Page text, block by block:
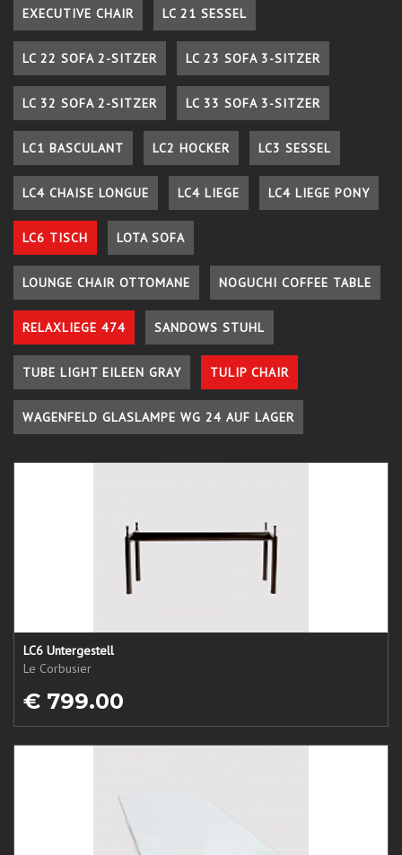
EXECUTIVE CHAIR LC 21 SESSEL
LC 22 SOFA 2-SITZER LC 23 SOFA 3-SITZER
LC 32 SOFA 2-SITZER LC 33 SOFA 3-SITZER
LC1 BASCULANT LC2 HOCKER LC3 SESSEL
LC4 CHAISE LONGUE LC4 LIEGE LC4 LIEGE PONY
LC6 TISCH LOTA SOFA
LOUNGE CHAIR OTTOMANE NOGUCHI COFFEE TABLE
RELAXLIEGE 474 SANDOWS STUHL
TUBE LIGHT EILEEN GRAY TULIP CHAIR
WAGENFELD GLASLAMPE WG 24 AUF LAGER
LC6 Untergestell
Le Corbusier
€ 799.00